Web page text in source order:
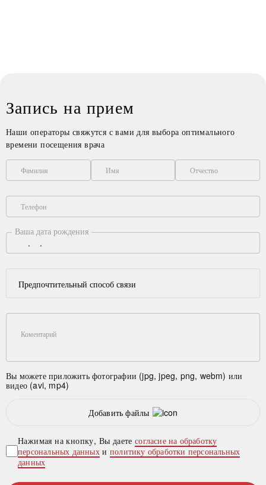
Запись на прием
Наши операторы свяжутся с вами для выбора оптимального
времени посещения врача
Фамилия Имя Отчество
Телефон
Ваша дата рождения
Предпочтительный способ связи
Коментарий
Вы можете приложить фотографии (jpg, jpeg, png, webm) или
видео (avi, mp4)
Добавить файлы
Нажимая на кнопку, Вы даетесогласие на обработку
персональных данныхиполитику обработки персональных
данных